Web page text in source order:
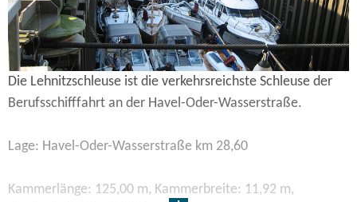
Die Lehnitzschleuse ist die verkehrsreichste Schleuse der
Berufsschifffahrt an der Havel-Oder-Wasserstraße.
Lage: Havel-Oder-Wasserstraße km 28,60
Kammerlänge: 125,00 m, Kammerbreite: 11,92 m,